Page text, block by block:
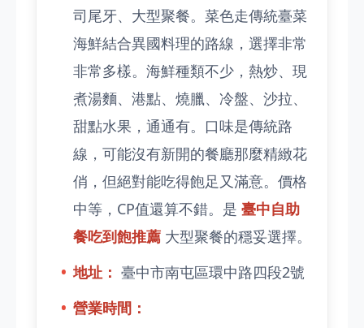
司尾牙、大型聚餐。菜色走傳統臺菜
海鮮結合異國料理的路線，選擇非常
非常多樣。海鮮種類不少，熱炒、現
煮湯麵、港點、燒臘、冷盤、沙拉、
甜點水果，通通有。口味是傳統路
線，可能沒有新開的餐廳那麼精緻花
俏，但絕對能吃得飽足又滿意。價格
中等，CP值還算不錯。是 臺中自助
餐吃到飽推薦 大型聚餐的穩妥選擇。
地址： 臺中市南屯區環中路四段2號
營業時間：